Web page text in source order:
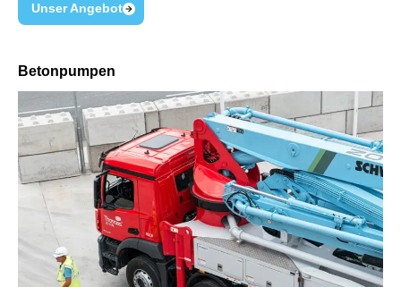
Unser Angebot
Betonpumpen